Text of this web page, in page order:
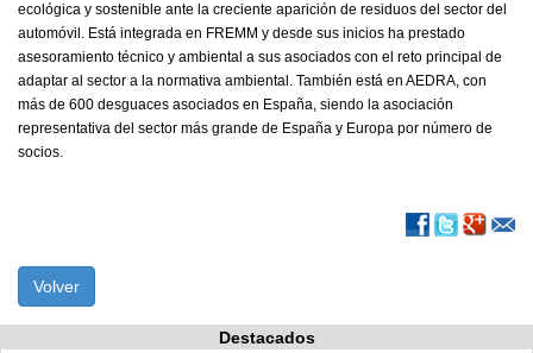
ecológica y sostenible ante la creciente aparición de residuos del sector del
automóvil. Está integrada en FREMM y desde sus inicios ha prestado
asesoramiento técnico y ambiental a sus asociados con el reto principal de
adaptar al sector a la normativa ambiental. También está en AEDRA, con
más de 600 desguaces asociados en España, siendo la asociación
representativa del sector más grande de España y Europa por número de
socios.
Volver
Destacados